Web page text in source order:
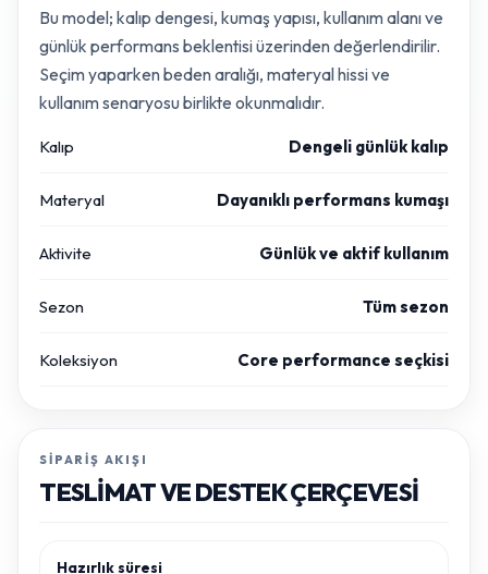
Bu model; kalıp dengesi, kumaş yapısı, kullanım alanı ve
günlük performans beklentisi üzerinden değerlendirilir.
Seçim yaparken beden aralığı, materyal hissi ve
kullanım senaryosu birlikte okunmalıdır.
Kalıp Dengeli günlük kalıp
Materyal Dayanıklı performans kumaşı
Aktivite Günlük ve aktif kullanım
Sezon Tüm sezon
Koleksiyon Core performance seçkisi
SIPARIŞ AKIŞI
TESLIMAT VE DESTEK ÇERÇEVESI
Hazırlık süresi